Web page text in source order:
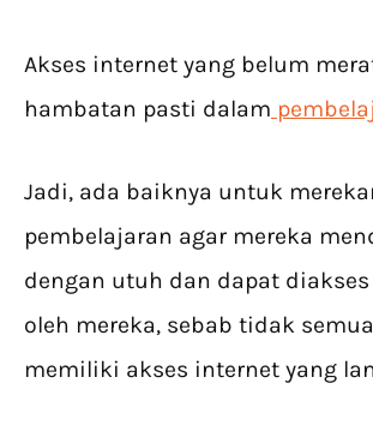
Akses internet yang belum
hambatan pasti dalam
Jadi, ada baiknya untuk
pembelajaran agar mereka
dengan utuh dan dapat
oleh mereka, sebab tidak
memiliki akses internet yang